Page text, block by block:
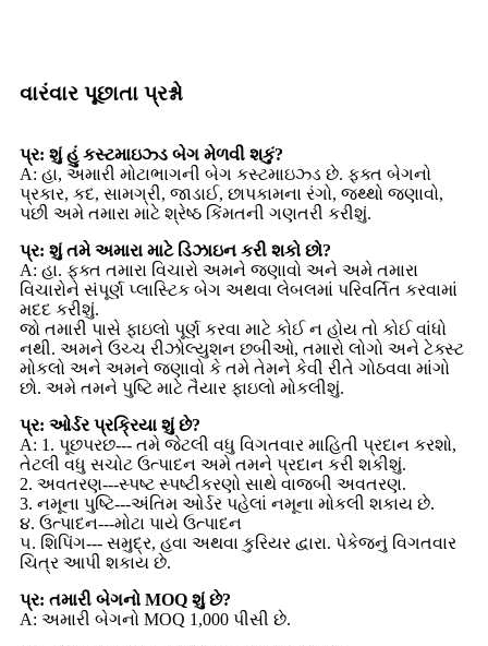
વારંવાર પૂછાતા પ્રશ્નો
પ્ર: શું હું કસ્ટમાઇઝ્ડ બેગ મેળવી શકું?
A: હા, અમારી મોટાભાગની બેગ કસ્ટમાઇઝ્ડ છે. ફક્ત બેગનો
પ્રકાર, કદ, સામગ્રી, જાડાઈ, છાપકામના રંગો, જથ્થો જણાવો,
પછી અમે તમારા માટે શ્રેષ્ઠ કિંમતની ગણતરી કરીશું.
પ્ર: શું તમે અમારા માટે ડિઝાઇન કરી શકો છો?
A: હા. ફક્ત તમારા વિચારો અમને જણાવો અને અમે તમારા
વિચારોને સંપૂર્ણ પ્લાસ્ટિક બેગ અથવા લેબલમાં પરિવર્તિત કરવામાં
મદદ કરીશું.
જો તમારી પાસે ફાઇલો પૂર્ણ કરવા માટે કોઈ ન હોય તો કોઈ વાંધો
નથી. અમને ઉચ્ચ રીઝોલ્યુશન છબીઓ, તમારો લોગો અને ટેક્સ્ટ
મોકલો અને અમને જણાવો કે તમે તેમને કેવી રીતે ગોઠવવા માંગો
છો. અમે તમને પુષ્ટિ માટે તૈયાર ફાઇલો મોકલીશું.
પ્ર: ઓર્ડર પ્રક્રિયા શું છે?
A: 1. પૂછપરછ--- તમે જેટલી વધુ વિગતવાર માહિતી પ્રદાન કરશો,
તેટલી વધુ સચોટ ઉત્પાદન અમે તમને પ્રદાન કરી શકીશું.
2. અવતરણ---સ્પષ્ટ સ્પષ્ટીકરણો સાથે વાજબી અવતરણ.
3. નમૂના પુષ્ટિ---અંતિમ ઓર્ડર પહેલાં નમૂના મોકલી શકાય છે.
૪. ઉત્પાદન---મોટા પાયે ઉત્પાદન
૫. શિપિંગ--- સમુદ્ર, હવા અથવા કુરિયર દ્વારા. પેકેજનું વિગતવાર
ચિત્ર આપી શકાય છે.
પ્ર: તમારી બેગનો MOQ શું છે?
A: અમારી બેગનો MOQ 1,000 પીસી છે.